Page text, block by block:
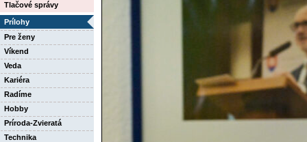
Tlačové správy
Prílohy
Pre ženy
Víkend
Veda
Kariéra
Radíme
Hobby
Príroda-Zvieratá
Technika